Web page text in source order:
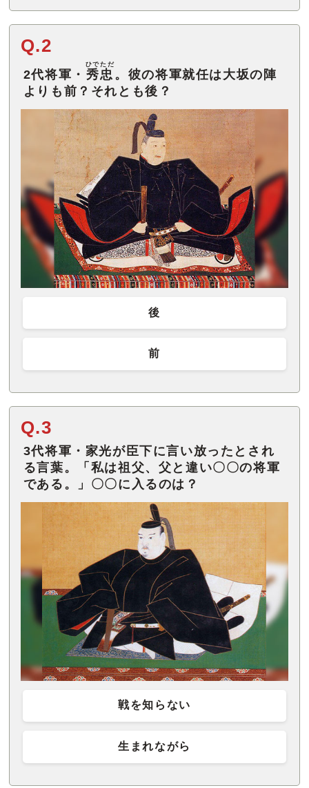
Q.2
2代将軍・ 秀忠
ひでただ
。彼の将軍就任は大坂の陣
よりも前？それとも後？
後
前
Q.3
3代将軍・家光が臣下に言い放ったとされ
る言葉。「私は祖父、父と違い〇〇の将軍
である。」〇〇に入るのは？
戦を知らない
生まれながら